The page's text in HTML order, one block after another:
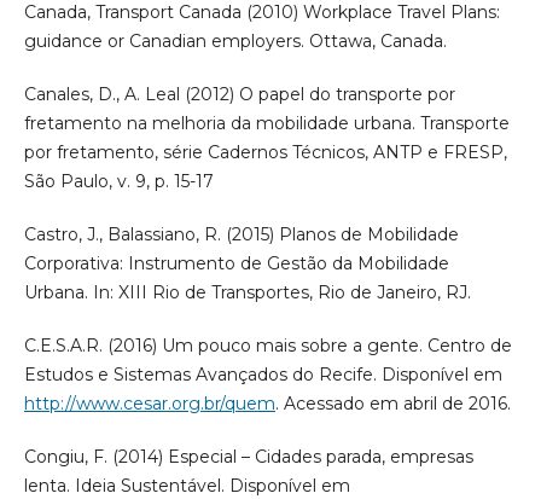
Canada, Transport Canada (2010) Workplace Travel Plans:
guidance or Canadian employers. Ottawa, Canada.
Canales, D., A. Leal (2012) O papel do transporte por
fretamento na melhoria da mobilidade urbana. Transporte
por fretamento, série Cadernos Técnicos, ANTP e FRESP,
São Paulo, v. 9, p. 15-17
Castro, J., Balassiano, R. (2015) Planos de Mobilidade
Corporativa: Instrumento de Gestão da Mobilidade
Urbana. In: XIII Rio de Transportes, Rio de Janeiro, RJ.
C.E.S.A.R. (2016) Um pouco mais sobre a gente. Centro de
Estudos e Sistemas Avançados do Recife. Disponível em
http://www.cesar.org.br/quem. Acessado em abril de 2016.
Congiu, F. (2014) Especial – Cidades parada, empresas
lenta. Ideia Sustentável. Disponível em